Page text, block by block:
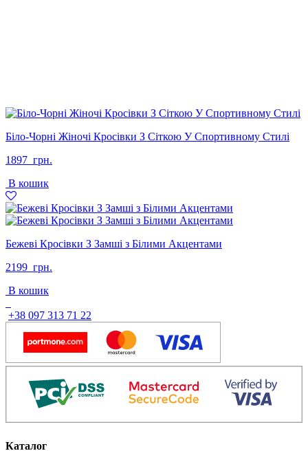
Біло-Чорні Жіночі Кросівки З Сіткою У Спортивному Стилі
1897 грн.
В кошик
Бежеві Кросівки З Замші з Білими Акцентами
2199 грн.
В кошик
+38 097 313 71 22
Каталог